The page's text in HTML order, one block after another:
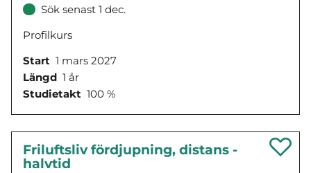
Sök senast 1 dec.
Profilkurs
Start 1 mars 2027
Längd 1 år
Studietakt 100 %
Friluftsliv fördjupning, distans -
halvtid